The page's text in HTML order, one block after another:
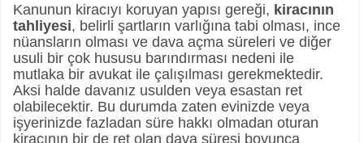
Kanunun kiracıyı koruyan yapısı gereği, kiracının
tahliyesi, belirli şartların varlığına tabi olması, ince
nüansların olması ve dava açma süreleri ve diğer
usuli bir çok hususu barındırması nedeni ile
mutlaka bir avukat ile çalışılması gerekmektedir.
Aksi halde davanız usulden veya esastan ret
olabilecektir. Bu durumda zaten evinizde veya
işyerinizde fazladan süre hakkı olmadan oturan
kiracının bir de ret olan dava süresi boyunca